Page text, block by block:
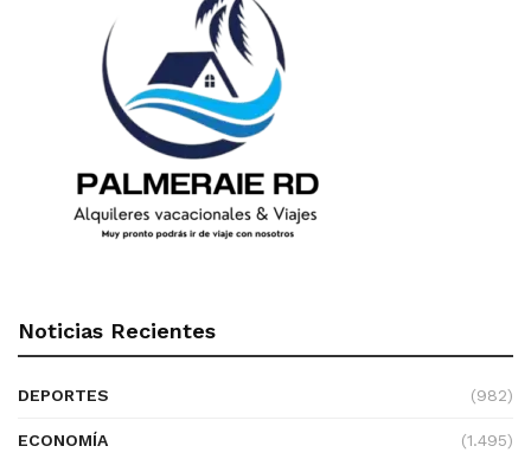
Noticias Recientes
DEPORTES (982)
ECONOMÍA (1.495)